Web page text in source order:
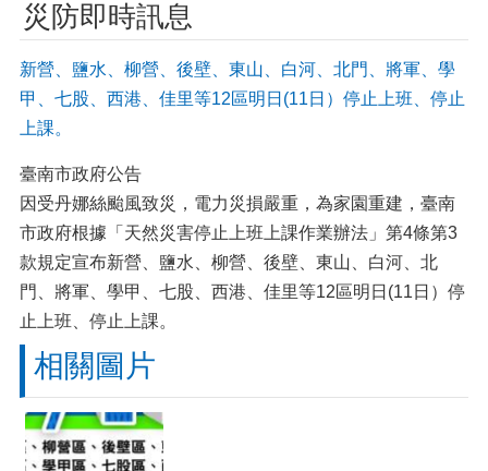
災防即時訊息
新營、鹽水、柳營、後壁、東山、白河、北門、將軍、學
甲、七股、西港、佳里等12區明日(11日）停止上班、停止
上課。
臺南市政府公告
因受丹娜絲颱風致災，電力災損嚴重，為家園重建，臺南
市政府根據「天然災害停止上班上課作業辦法」第4條第3
款規定宣布新營、鹽水、柳營、後壁、東山、白河、北
門、將軍、學甲、七股、西港、佳里等12區明日(11日）停
止上班、停止上課。
相關圖片